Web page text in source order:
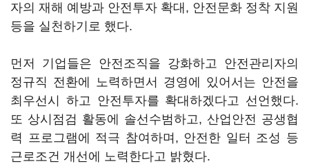
자의 재해 예방과 안전투자 확대, 안전문화 정착 지원
등을 실천하기로 했다.
먼저 기업들은 안전조직을 강화하고 안전관리자의
정규직 전환에 노력하면서 경영에 있어서는 안전을
최우선시 하고 안전투자를 확대하겠다고 선언했다.
또 상시점검 활동에 솔선수범하고, 산업안전 공생협
력 프로그램에 적극 참여하며, 안전한 일터 조성 등
근로조건 개선에 노력한다고 밝혔다.